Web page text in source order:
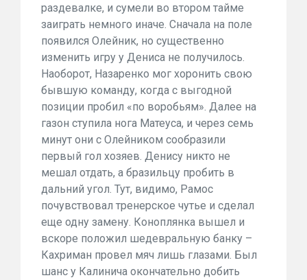
раздевалке, и сумели во втором тайме
заиграть немного иначе. Сначала на поле
появился Олейник, но существенно
изменить игру у Дениса не получилось.
Наоборот, Назаренко мог хоронить свою
бывшую команду, когда с выгодной
позиции пробил «по воробьям». Далее на
газон ступила нога Матеуса, и через семь
минут они с Олейником сообразили
первый гол хозяев. Денису никто не
мешал отдать, а бразильцу пробить в
дальний угол. Тут, видимо, Рамос
почувствовал тренерское чутье и сделал
еще одну замену. Коноплянка вышел и
вскоре положил шедевральную банку –
Кахриман провел мяч лишь глазами. Был
шанс у Калинича окончательно добить